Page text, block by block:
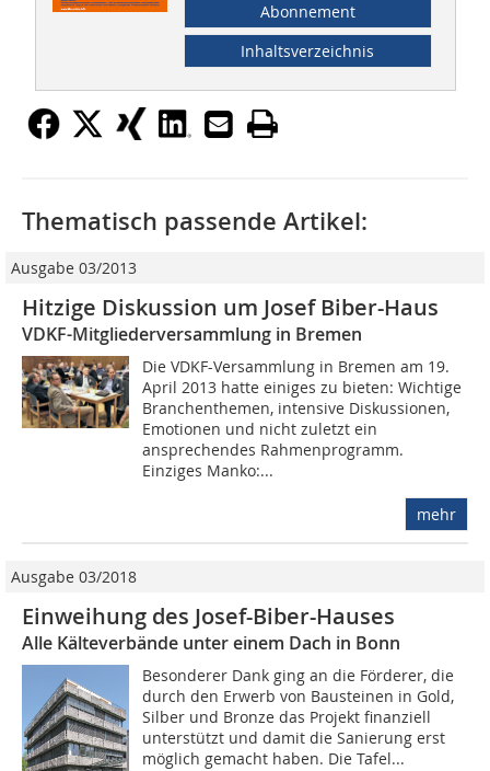
Abonnement
Inhaltsverzeichnis
Thematisch passende Artikel:
Ausgabe 03/2013
Hitzige Diskussion um Josef Biber-Haus
VDKF-Mitgliederversammlung in Bremen
Die VDKF-Versammlung in Bremen am 19.
April 2013 hatte einiges zu bieten: Wichtige
Branchenthemen, intensive Diskussionen,
Emotionen und nicht zuletzt ein
ansprechendes Rahmenprogramm.
Einziges Manko:...
mehr
Ausgabe 03/2018
Einweihung des Josef-Biber-Hauses
Alle Kälteverbände unter einem Dach in Bonn
Besonderer Dank ging an die Förderer, die
durch den Erwerb von Bausteinen in Gold,
Silber und Bronze das Projekt finanziell
unterstützt und damit die Sanierung erst
möglich gemacht haben. Die Tafel...